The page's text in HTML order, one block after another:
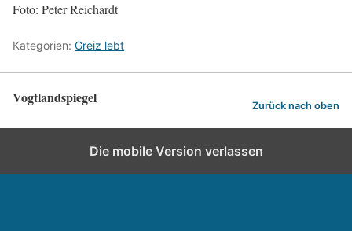
Foto: Peter Reichardt
Kategorien: Greiz lebt
Vogtlandspiegel Zurück nach oben
Die mobile Version verlassen